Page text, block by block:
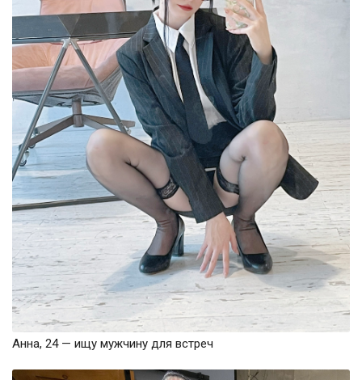
Анна, 24 — ищу мужчину для встреч